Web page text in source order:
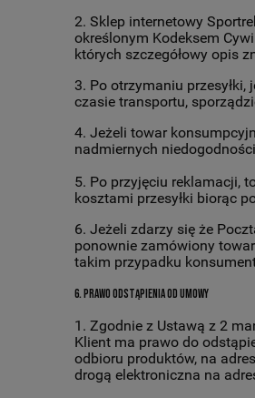
2. Sklep internetowy
określonym Kodeksem
których szczegółowy opis
3. Po otrzymaniu
czasie transportu,
4. Jeżeli towar
nadmiernych
5. Po przyjęciu reklamacji,
kosztami przesyłki biorąc
6. Jeżeli zdarzy się że
ponownie zamówiony
takim przypadku
6. Prawo odstąpienia od umowy
1. Zgodnie z Ustawą z 2
Klient ma prawo do
odbioru produktów, na
drogą elektroniczna na